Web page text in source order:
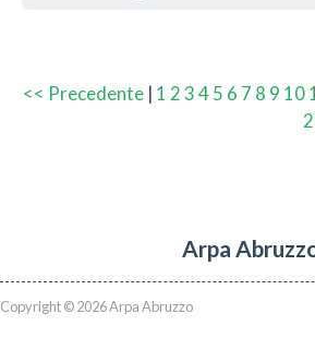
<< Precedente | 1 2345 6 7 8 9 10
Arpa
Copyright © 2026 Arpa Abruzzo